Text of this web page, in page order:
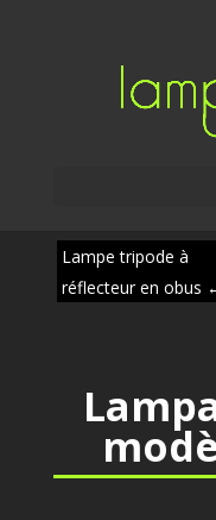
Lampe tripode à
réflecteur en obus